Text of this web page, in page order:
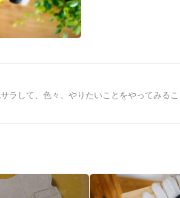
ラして、色々、やりたいことをやってみるこ